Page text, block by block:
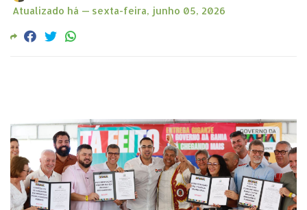
Atualizado há — sexta-feira, junho 05, 2026